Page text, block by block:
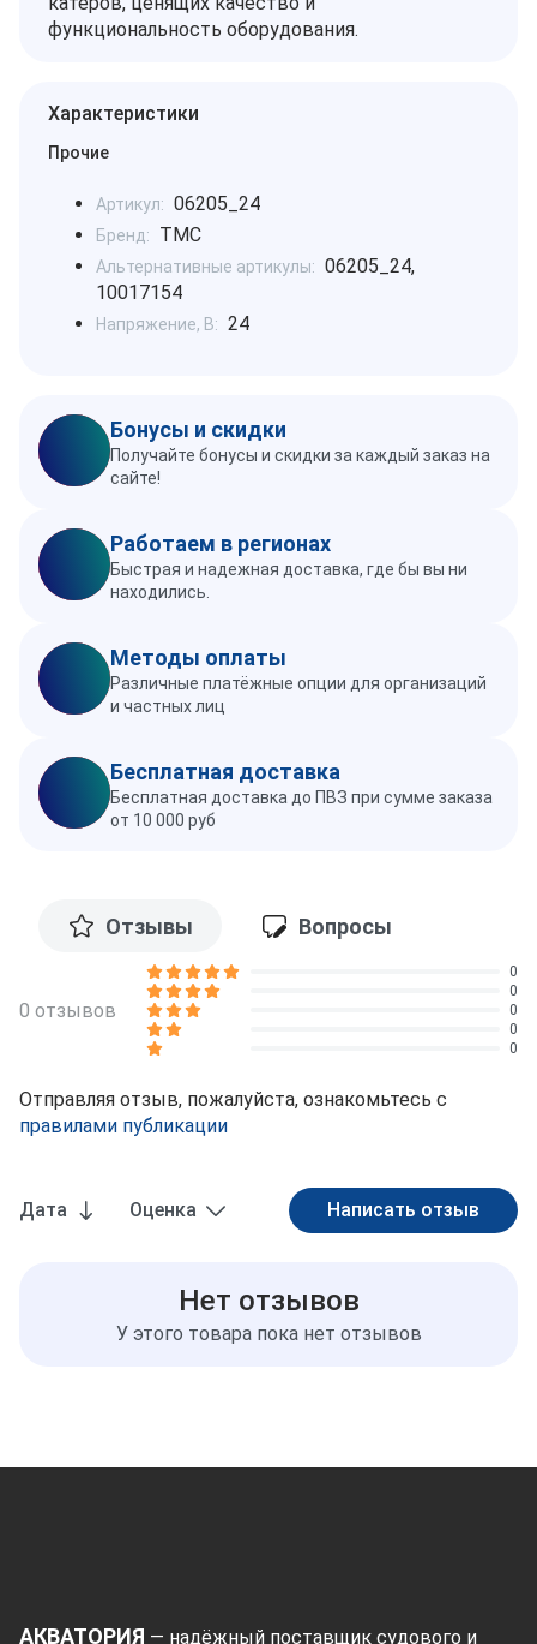
функциональность оборудования.
Характеристики
Прочие
Артикул: 06205_24
Бренд: TMC
Альтернативные артикулы: 06205_24,
10017154
Напряжение, В: 24
Бонусы и скидки
Получайте бонусы и скидки за каждый заказ на
сайте!
Работаем в регионах
Быстрая и надежная доставка, где бы вы ни
находились.
Методы оплаты
Различные платёжные опции для организаций
и частных лиц
Бесплатная доставка
Бесплатная доставка до ПВЗ при сумме заказа
от 10 000 руб
Отзывы Вопросы
Дата Оценка
Нет отзывов
У этого товара пока нет отзывов
0 отзывов
0
0
0
0
0
Отправляя отзыв, пожалуйста, ознакомьтесь с
правилами публикации
АКВАТОРИЯ — надёжный поставщик судового и